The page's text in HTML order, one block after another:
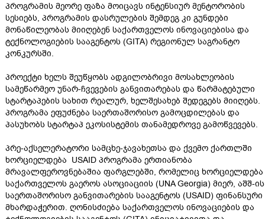
პროგრამის მეორე ფაზა მოიცავს ინტენსიურ მენტორობის
სესიებს, პროგრამის დასრულების შემდეგ კი გუნდები
მონაწილეობას მიიღებენ საქართველოს ინოვაციებისა და
ტექნოლოგიების სააგენტოს (GITA) რეგიონულ საგრანტო
კონკურსში.
პროექტი ხელს შეუწყობს ადგილობრივი მოსახლეობის
სამეწარმეო უნარ-ჩვევების განვითარებას და წარმატებული
სტარტაპების სახით რეალურ, ხელშესახებ შედეგებს მიიღებს.
პროგრამა ეფუძნება საერთაშორისო გამოცდილებას და
პასუხობს სტარტაპ ეკოსისტემის თანამედროვე გამოწვევებს.
პრე-აქსელერატორი სამცხე-ჯავახეთსა და ქვემო ქართლში
ხორციელდება USAID პროგრამა ერთიანობა
მრავალფეროვნებაშია ფარგლებში, რომელიც ხორციელდება
საქართველოს გაეროს ასოციაციის (UNA Georgia) მიერ, აშშ-ის
საერთაშორისო განვითარების სააგენტოს (USAID) ფინანსური
მხარდაჭერით. ღონისძიება საქართველოს ინოვაციების და